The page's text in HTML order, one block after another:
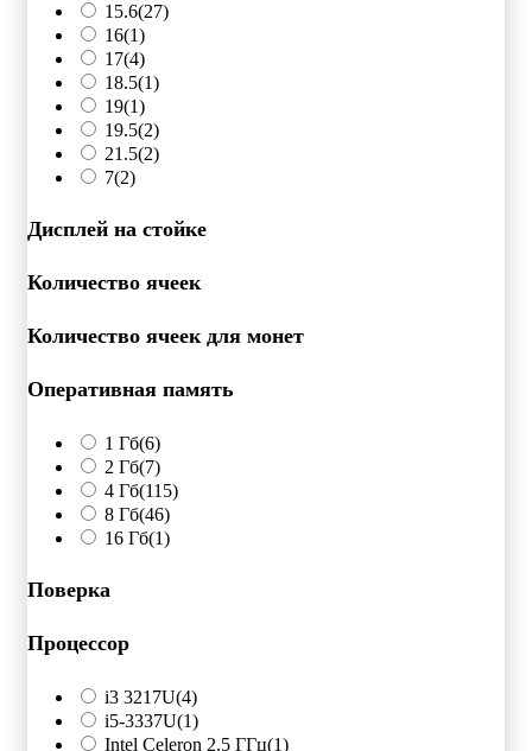
15.6(27)
16(1)
17(4)
18.5(1)
19(1)
19.5(2)
21.5(2)
7(2)
Дисплей на стойке
Количество ячеек
Количество ячеек для монет
Оперативная память
1 Гб(6)
2 Гб(7)
4 Гб(115)
8 Гб(46)
16 Гб(1)
Поверка
Процессор
i3 3217U(4)
i5-3337U(1)
Intel Celeron 2.5 ГГц(1)